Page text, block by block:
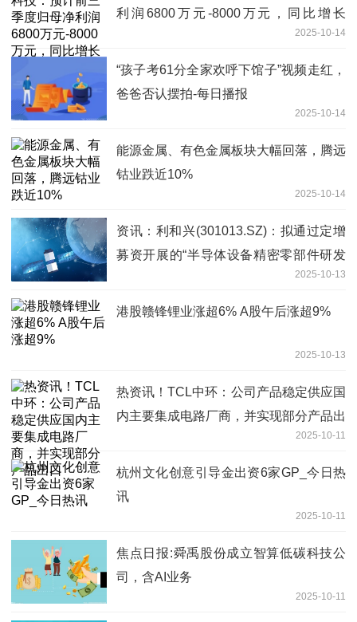
利润6800万元-8000万元，同比增长
2025-10-14
“孩子考61分全家欢呼下馆子”视频走红，
爸爸否认摆拍-每日播报
2025-10-14
能源金属、有色金属板块大幅回落，腾远
钴业跌近10%
2025-10-14
资讯：利和兴(301013.SZ)：拟通过定增
募资开展的“半导体设备精密零部件研发
及产业化项目”目前处于前期筹备阶段
2025-10-13
港股赣锋锂业涨超6% A股午后涨超9%
2025-10-13
热资讯！TCL中环：公司产品稳定供应国
内主要集成电路厂商，并实现部分产品出
2025-10-11
杭州文化创意引导金出资6家GP_今日热
讯
2025-10-11
焦点日报:舜禹股份成立智算低碳科技公
司，含AI业务
2025-10-11